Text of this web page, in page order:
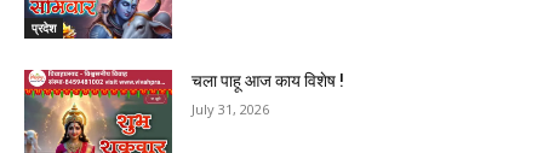
प्रदेश
चला पाहू आज काय विशेष !
July 31, 2026